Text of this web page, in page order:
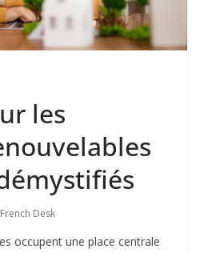
les
Desk
occupent une place centrale